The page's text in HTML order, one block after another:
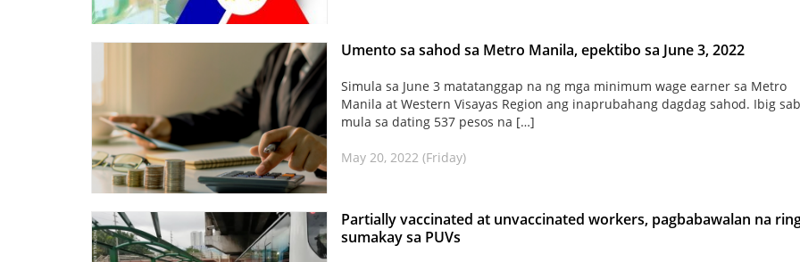
Umento sa sahod sa Metro Manila, epektibo sa June 3, 2022
Simula sa June 3 matatanggap na ng mga minimum wage earner sa Metro
Manila at Western Visayas Region ang inaprubahang dagdag sahod. Ibig
mula sa dating 537 pesos na […]
May 20, 2022 (Friday)
Partially vaccinated at unvaccinated workers, pagbabawalan na
sumakay sa PUVs